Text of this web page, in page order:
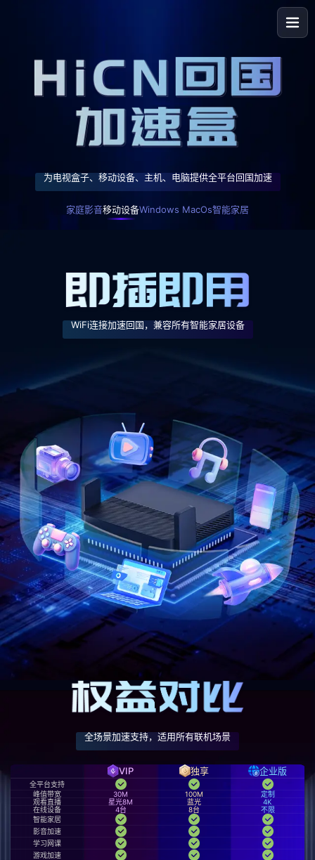
为电视盒子、移动设备、主机、电脑提供全平台回国加速
家庭影音移动设备Windows MacOs智能家居
告别卡顿，解除限制！
智能分流，不影响观看本地影音
随时随地，畅享网络！
智能节点选择，自动匹配最优路线
办公娱乐，两不误！
专线级网络质量，告别高延迟与丢包
全屋智能，一键加速！
稳定连接，打造真实的智能生活体验
WiFi连接加速回国，兼容所有智能家居设备
全场景加速支持，适用所有联机场景
VIP 独享 企业版
全平台支持
峰值带宽
30M 100M
定制
观看直播
星光8M 蓝光
4K
在线设备
4台 8台
不限
智能家居
影音加速
学习网课
游戏加速